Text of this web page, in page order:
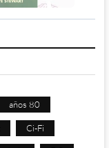
años 80
Ci-Fi